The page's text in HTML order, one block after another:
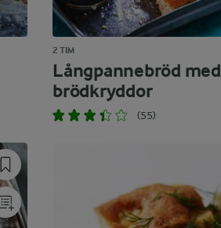
2 TIM
Långpannebröd med
brödkryddor
(55)